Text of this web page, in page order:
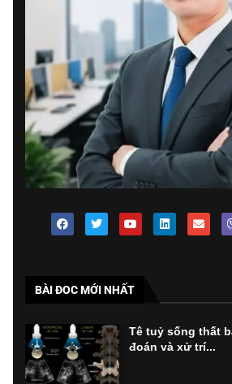
BÀI ĐOC MỚI NHẤT
Tê tuỷ sống thất
đoán và xử trí...